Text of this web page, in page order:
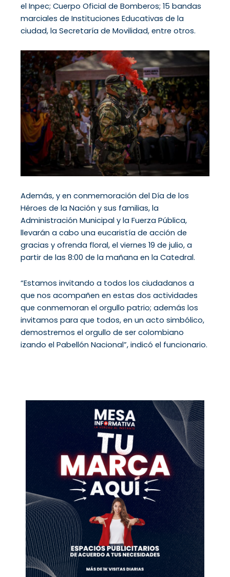
el Inpec; Cuerpo Oficial de Bomberos; 15 bandas
marciales de Instituciones Educativas de la
ciudad, la Secretaría de Movilidad, entre otros.
Además, y en conmemoración del Día de los
Héroes de la Nación y sus familias, la
Administración Municipal y la Fuerza Pública,
llevarán a cabo una eucaristía de acción de
gracias y ofrenda floral, el viernes 19 de julio, a
partir de las 8:00 de la mañana en la Catedral.
“Estamos invitando a todos los ciudadanos a
que nos acompañen en estas dos actividades
que conmemoran el orgullo patrio; además los
invitamos para que todos, en un acto simbólico,
demostremos el orgullo de ser colombiano
izando el Pabellón Nacional”, indicó el funcionario.